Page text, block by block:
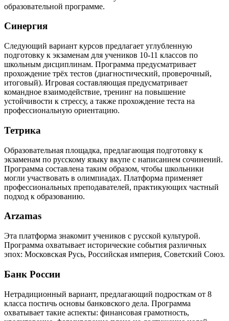
образовательной программе.
Синергия
Следующий вариант курсов предлагает углубленную
подготовку к экзаменам для учеников 10-11 классов по
школьным дисциплинам. Программа предусматривает
прохождение трёх тестов (диагностический, проверочный,
итоговый). Игровая составляющая предусматривает
командное взаимодействие, тренинг на повышение
устойчивости к стрессу, а также прохождение теста на
профессиональную ориентацию.
Тетрика
Образовательная площадка, предлагающая подготовку к
экзаменам по русскому языку вкупе с написанием сочинений.
Программа составлена таким образом, чтобы школьники
могли участвовать в олимпиадах. Платформа применяет
профессиональных преподавателей, практикующих частный
подход к образованию.
Arzamas
Эта платформа знакомит учеников с русской культурой.
Программа охватывает исторические события различных
эпох: Московская Русь, Российская империя, Советский Союз.
Банк России
Нетрадиционный вариант, предлагающий подросткам от 8
класса постичь основы банковского дела. Программа
охватывает такие аспекты: финансовая грамотность,